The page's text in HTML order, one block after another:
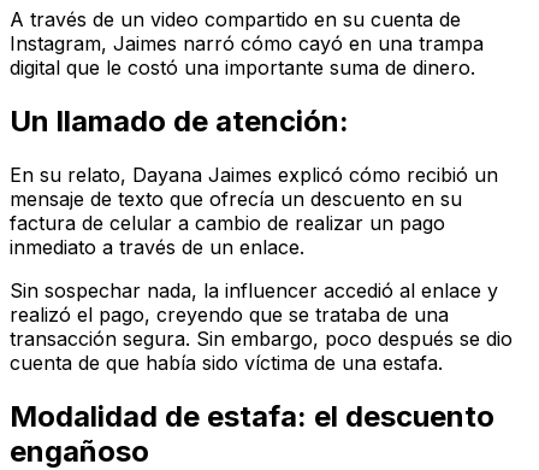
A través de un video compartido en su cuenta de
Instagram, Jaimes narró cómo cayó en una trampa
digital que le costó una importante suma de dinero.
Un llamado de atención:
En su relato, Dayana Jaimes explicó cómo recibió un
mensaje de texto que ofrecía un descuento en su
factura de celular a cambio de realizar un pago
inmediato a través de un enlace.
Sin sospechar nada, la influencer accedió al enlace y
realizó el pago, creyendo que se trataba de una
transacción segura. Sin embargo, poco después se dio
cuenta de que había sido víctima de una estafa.
Modalidad de estafa: el descuento
engañoso